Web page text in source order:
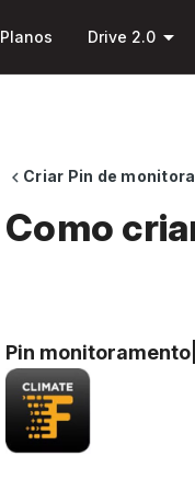
Planos Drive 2.0 arrow_drop_down
chevron_leftCriar Pin de
Como
Pin